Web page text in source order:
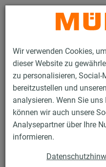
Wir verwenden Cookies,
dieser Website zu
zu personalisieren, Social-
bereitzustellen und
analysieren. Wenn Sie
können wir auch unsere
Analysepartner über Ihre
informieren.
Produkte Befestigungstechnik
Rohrschellen mit